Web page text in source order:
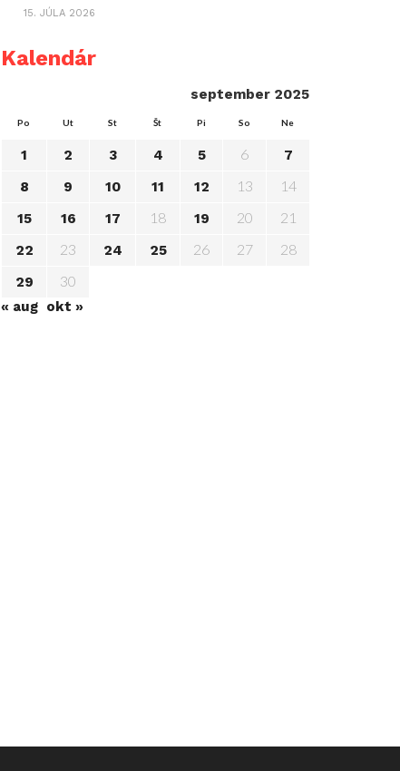
15. JÚLA 2026
Kalendár
september 2025
Po Ut St Št Pi So Ne
1 2 3 4 5 6
7
8
9 10 11 12 13 14
15 16 17 18 19 20 21
22 23 24 25 26 27 28
29 30
« aug okt »